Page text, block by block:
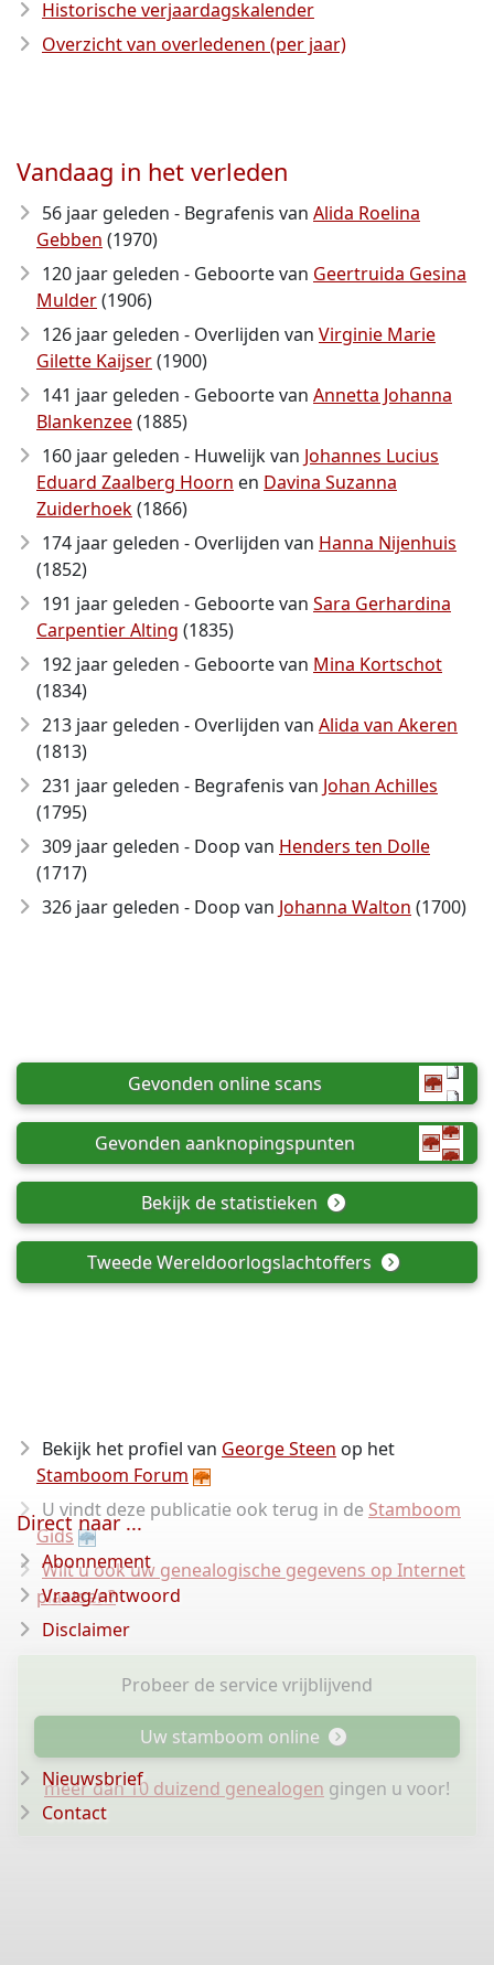
Historische verjaardagskalender
Overzicht van overledenen (per jaar)
Vandaag in het verleden
56 jaar geleden - Begrafenis van Alida Roelina
Gebben (1970)
120 jaar geleden - Geboorte van Geertruida Gesina
Mulder(1906)
126 jaar geleden - Overlijden van Virginie Marie
Gilette Kaijser(1900)
141 jaar geleden - Geboorte van Annetta Johanna
Blankenzee(1885)
160 jaar geleden - Huwelijk van Johannes Lucius
Eduard Zaalberg Hoorn en Davina Suzanna
Zuiderhoek(1866)
174 jaar geleden - Overlijden van Hanna Nijenhuis
(1852)
191 jaar geleden - Geboorte van Sara Gerhardina
Carpentier Alting (1835)
192 jaar geleden - Geboorte van Mina Kortschot
(1834)
213 jaar geleden - Overlijden van Alida van Akeren
(1813)
231 jaar geleden - Begrafenis van Johan Achilles
(1795)
309 jaar geleden - Doop van Henders ten Dolle
(1717)
326 jaar geleden - Doop van Johanna Walton (1700)
Gevonden online scans
Gevonden aanknopingspunten
Bekijk de statistieken
Tweede Wereldoorlogslachtoffers
Bekijk het profiel van George Steen op het
Stamboom Forum
U vindt deze publicatie ook terug in de Stamboom
Gids
Wilt u ook uw genealogische gegevens op Internet
plaatsen?
Probeer de service vrijblijvend
Uw stamboom online
meer dan 10 duizend genealogen gingen u voor!
Direct naar ...
Abonnement
Vraag/antwoord
Disclaimer
Nieuwsbrief
Contact